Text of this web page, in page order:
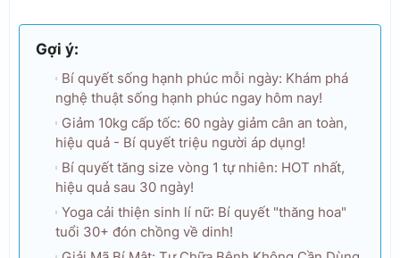
Gợi ý:
Bí quyết sống hạnh phúc mỗi ngày: Khám phá
nghệ thuật sống hạnh phúc ngay hôm nay!
Giảm 10kg cấp tốc: 60 ngày giảm cân an toàn,
hiệu quả - Bí quyết triệu người áp dụng!
Bí quyết tăng size vòng 1 tự nhiên: HOT nhất,
hiệu quả sau 30 ngày!
Yoga cải thiện sinh lí nữ: Bí quyết "thăng hoa"
tuổi 30+ đón chồng về dinh!